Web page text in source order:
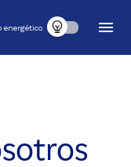
energético